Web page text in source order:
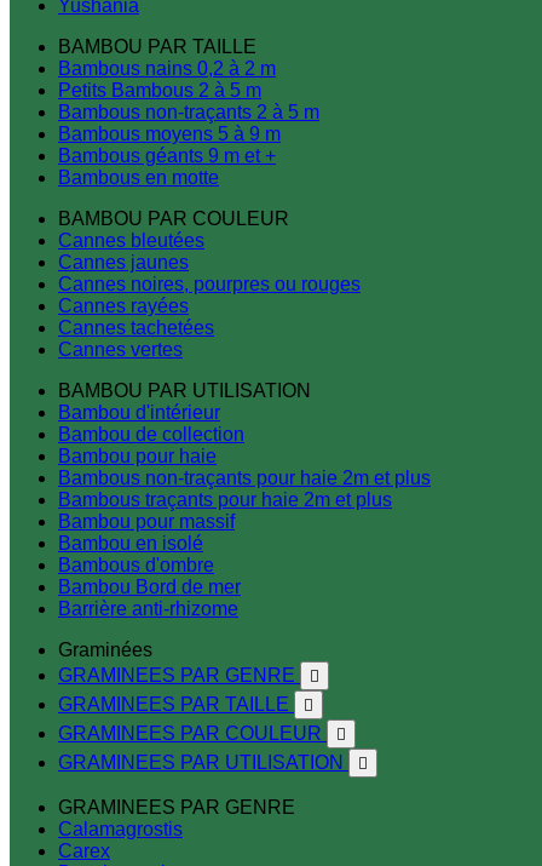
Yushania
BAMBOU PAR TAILLE
Bambous nains 0,2 à 2 m
Petits Bambous 2 à 5 m
Bambous non-traçants 2 à 5 m
Bambous moyens 5 à 9 m
Bambous géants 9 m et +
Bambous en motte
BAMBOU PAR COULEUR
Cannes bleutées
Cannes jaunes
Cannes noires, pourpres ou rouges
Cannes rayées
Cannes tachetées
Cannes vertes
BAMBOU PAR UTILISATION
Bambou d'intérieur
Bambou de collection
Bambou pour haie
Bambous non-traçants pour haie 2m et plus
Bambous traçants pour haie 2m et plus
Bambou pour massif
Bambou en isolé
Bambous d'ombre
Bambou Bord de mer
Barrière anti-rhizome
Graminées
GRAMINEES PAR GENRE

GRAMINEES PAR TAILLE 
GRAMINEES PAR COULEUR 
GRAMINEES PAR UTILISATION 
GRAMINEES PAR GENRE
Calamagrostis
Carex